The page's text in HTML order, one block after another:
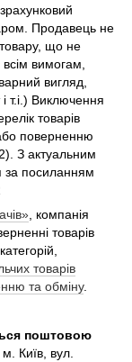
Продавець не
що не
вимогам,
вигляд,
т.і.) Виключення
товарів
поверненню
З актуальним
за посиланням
, компанія
товарів
товарів
та обміну.
поштовою
Київ, вул.